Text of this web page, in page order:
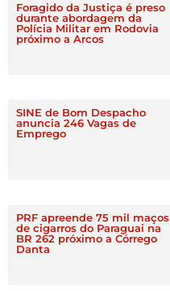
Foragido da Justiça é preso
durante abordagem da
Polícia Militar em Rodovia
próximo a Arcos
SINE de Bom Despacho
anuncia 246 Vagas de
Emprego
PRF apreende 75 mil maços
de cigarros do Paraguai na
BR 262 próximo a Córrego
Danta